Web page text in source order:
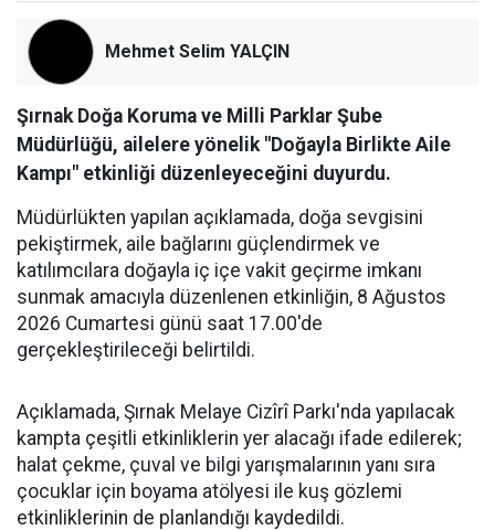
Mehmet Selim YALÇIN
Şırnak Doğa Koruma ve Milli Parklar Şube
Müdürlüğü, ailelere yönelik "Doğayla Birlikte Aile
Kampı" etkinliği düzenleyeceğini duyurdu.
Müdürlükten yapılan açıklamada, doğa sevgisini
pekiştirmek, aile bağlarını güçlendirmek ve
katılımcılara doğayla iç içe vakit geçirme imkanı
sunmak amacıyla düzenlenen etkinliğin, 8 Ağustos
2026 Cumartesi günü saat 17.00'de
gerçekleştirileceği belirtildi.
​Açıklamada, Şırnak Melaye Cizîrî Parkı'nda yapılacak
kampta çeşitli etkinliklerin yer alacağı ifade edilerek;
halat çekme, çuval ve bilgi yarışmalarının yanı sıra
çocuklar için boyama atölyesi ile kuş gözlemi
etkinliklerinin de planlandığı kaydedildi.